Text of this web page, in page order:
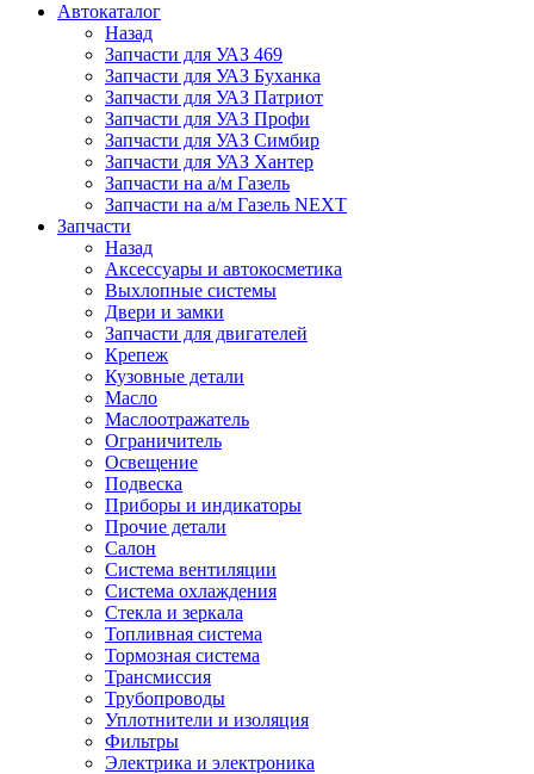
Автокаталог
Назад
Запчасти для УАЗ 469
Запчасти для УАЗ Буханка
Запчасти для УАЗ Патриот
Запчасти для УАЗ Профи
Запчасти для УАЗ Симбир
Запчасти для УАЗ Хантер
Запчасти на а/м Газель
Запчасти на а/м Газель NEXT
Запчасти
Назад
Аксессуары и автокосметика
Выхлопные системы
Двери и замки
Запчасти для двигателей
Крепеж
Кузовные детали
Масло
Маслоотражатель
Ограничитель
Освещение
Подвеска
Приборы и индикаторы
Прочие детали
Салон
Система вентиляции
Система охлаждения
Стекла и зеркала
Топливная система
Тормозная система
Трансмиссия
Трубопроводы
Уплотнители и изоляция
Фильтры
Электрика и электроника